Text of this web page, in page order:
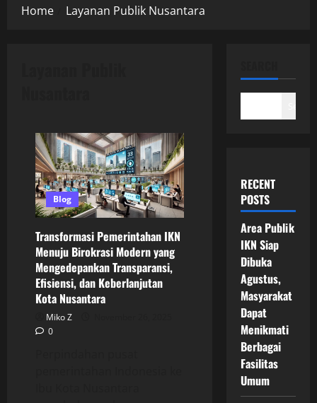
Home Layanan Publik Nusantara
Blog
Transformasi Pemerintahan IKN
Menuju Birokrasi Modern yang
Mengedepankan Transparansi,
Efisiensi, dan Keberlanjutan
Kota Nusantara
Miko Z
0
RECENT
POSTS
Area Publik
IKN Siap
Dibuka
Agustus,
Masyarakat
Dapat
Menikmati
Berbagai
Fasilitas
Umum